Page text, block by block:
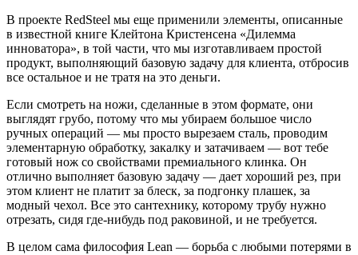
В проекте RedSteel мы еще применили элементы, описанные
в известной книге Клейтона Кристенсена «Дилемма
инноватора», в той части, что мы изготавливаем простой
продукт, выполняющий базовую задачу для клиента, отбросив
все остальное и не тратя на это деньги.
Если смотреть на ножи, сделанные в этом формате, они
выглядят грубо, потому что мы убираем большое число
ручных операций — мы просто вырезаем сталь, проводим
элементарную обработку, закалку и затачиваем — вот тебе
готовый нож со свойствами премиального клинка. Он
отлично выполняет базовую задачу — дает хороший рез, при
этом клиент не платит за блеск, за подгонку плашек, за
модный чехол. Все это сантехнику, которому трубу нужно
отрезать, сидя где-нибудь под раковиной, и не требуется.
В целом сама философия Lean — борьба с любыми потерями в